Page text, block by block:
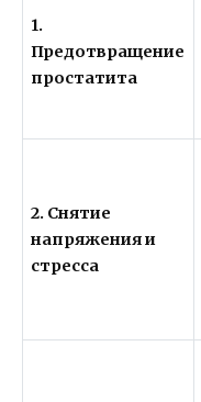
1.
Предотвращение
простатита
2. Снятие
напряжения и
стресса